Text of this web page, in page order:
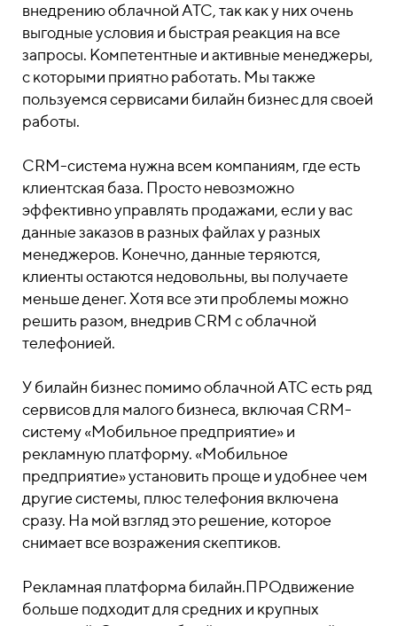
внедрению облачной АТС, так как у них очень
выгодные условия и быстрая реакция на все
запросы. Компетентные и активные менеджеры,
с которыми приятно работать. Мы также
пользуемся сервисами билайн бизнес для своей
работы.
CRM-система нужна всем компаниям, где есть
клиентская база. Просто невозможно
эффективно управлять продажами, если у вас
данные заказов в разных файлах у разных
менеджеров. Конечно, данные теряются,
клиенты остаются недовольны, вы получаете
меньше денег. Хотя все эти проблемы можно
решить разом, внедрив CRM с облачной
телефонией.
У билайн бизнес помимо облачной АТС есть ряд
сервисов для малого бизнеса, включая CRM-
систему «Мобильное предприятие» и
рекламную платформу. «Мобильное
предприятие» установить проще и удобнее чем
другие системы, плюс телефония включена
сразу. На мой взгляд это решение, которое
снимает все возражения скептиков.
Рекламная платформа билайн.ПРОдвижение
больше подходит для средних и крупных